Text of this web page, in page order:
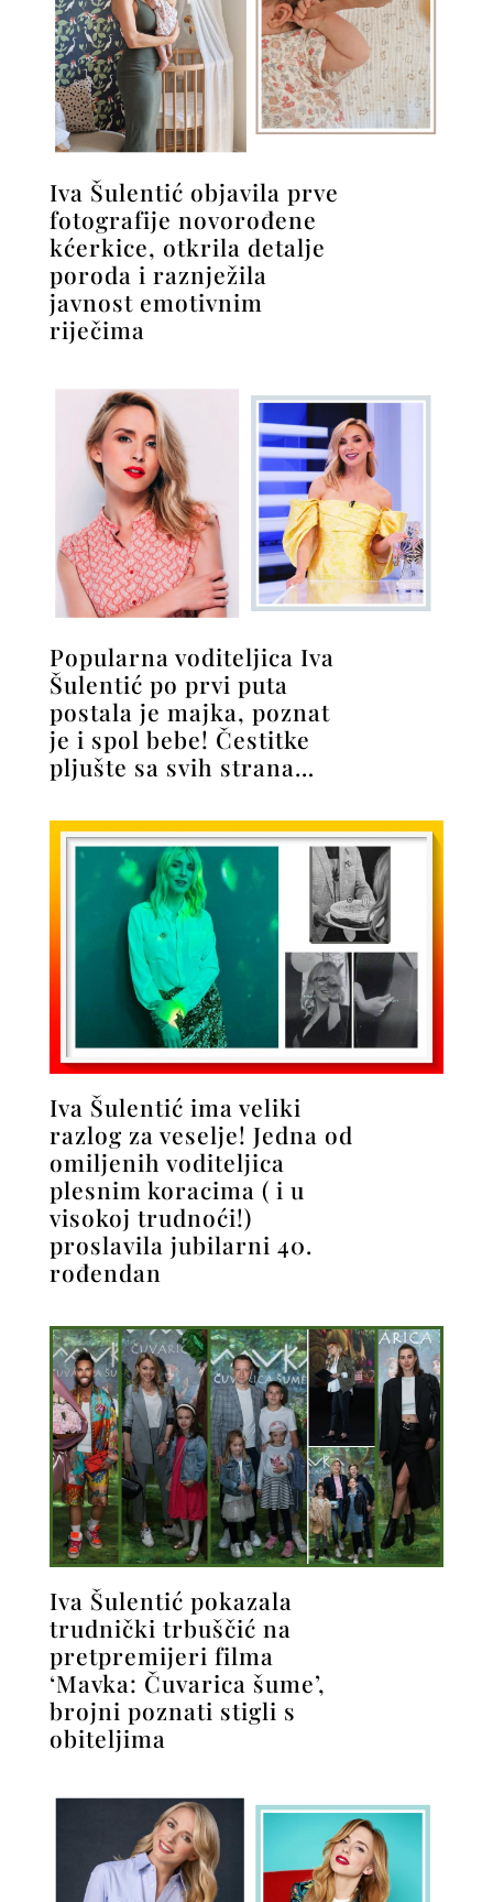
Iva Šulentić objavila prve
fotografije novorođene
kćerkice, otkrila detalje
poroda i raznježila
javnost emotivnim
riječima
Popularna voditeljica Iva
Šulentić po prvi puta
postala je majka, poznat
je i spol bebe! Čestitke
pljušte sa svih strana…
Iva Šulentić ima veliki
razlog za veselje! Jedna od
omiljenih voditeljica
plesnim koracima ( i u
visokoj trudnoći!)
proslavila jubilarni 40.
rođendan
Iva Šulentić pokazala
trudnički trbuščić na
pretpremijeri filma
‘Mavka: Čuvarica šume’,
brojni poznati stigli s
obiteljima